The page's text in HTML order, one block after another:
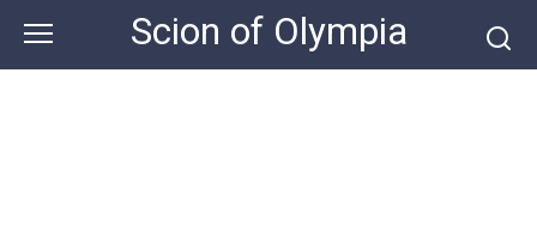
content
Scion of Olympia